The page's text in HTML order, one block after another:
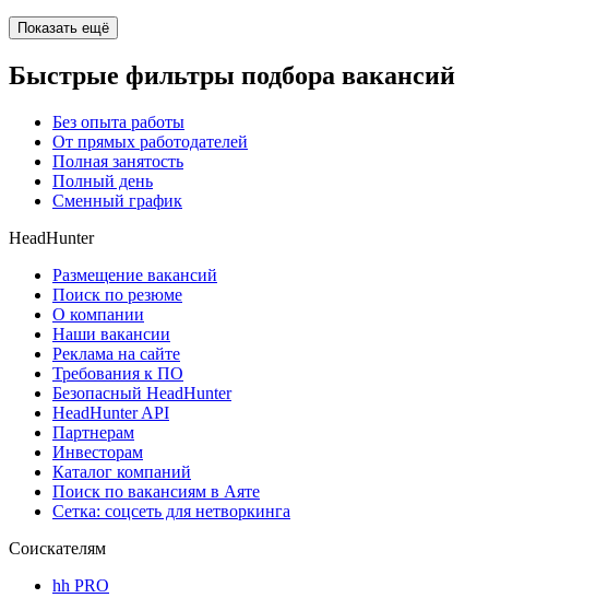
Показать ещё
Быстрые фильтры подбора вакансий
Без опыта работы
От прямых работодателей
Полная занятость
Полный день
Сменный график
HeadHunter
Размещение вакансий
Поиск по резюме
О компании
Наши вакансии
Реклама на сайте
Требования к ПО
Безопасный HeadHunter
HeadHunter API
Партнерам
Инвесторам
Каталог компаний
Поиск по вакансиям в Аяте
Сетка: соцсеть для нетворкинга
Соискателям
hh PRO